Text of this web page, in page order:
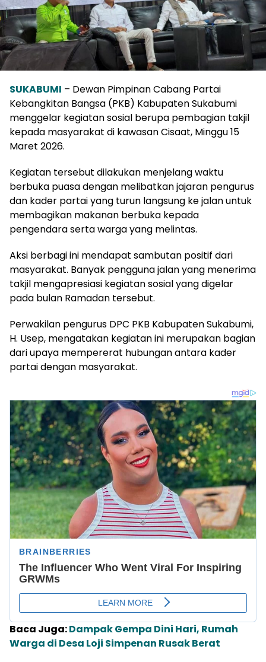
SUKABUMI – Dewan Pimpinan Cabang Partai
Kebangkitan Bangsa (PKB) Kabupaten Sukabumi
menggelar kegiatan sosial berupa pembagian takjil
kepada masyarakat di kawasan Cisaat, Minggu 15
Maret 2026.
Kegiatan tersebut dilakukan menjelang waktu
berbuka puasa dengan melibatkan jajaran pengurus
dan kader partai yang turun langsung ke jalan untuk
membagikan makanan berbuka kepada
pengendara serta warga yang melintas.
Aksi berbagi ini mendapat sambutan positif dari
masyarakat. Banyak pengguna jalan yang menerima
takjil mengapresiasi kegiatan sosial yang digelar
pada bulan Ramadan tersebut.
Perwakilan pengurus DPC PKB Kabupaten Sukabumi,
H. Usep, mengatakan kegiatan ini merupakan bagian
dari upaya mempererat hubungan antara kader
partai dengan masyarakat.
Baca Juga:Dampak Gempa Dini Hari, Rumah
Warga di Desa Loji Simpenan Rusak Berat